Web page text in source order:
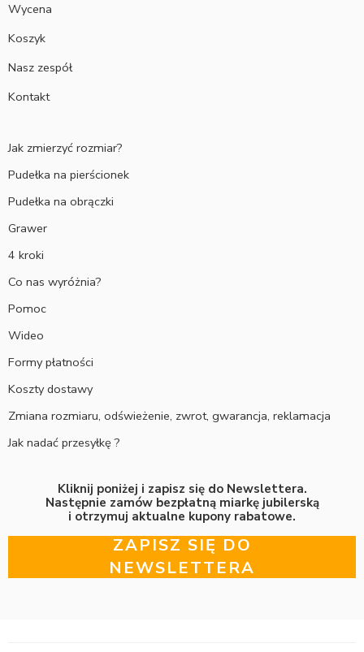
Wycena
Koszyk
Nasz zespół
Kontakt
Jak zmierzyć rozmiar?
Pudełka na pierścionek
Pudełka na obrączki
Grawer
4 kroki
Co nas wyróżnia?
Pomoc
Wideo
Formy płatności
Koszty dostawy
Zmiana rozmiaru, odświeżenie, zwrot, gwarancja, reklamacja
Jak nadać przesyłkę ?
Kliknij poniżej i zapisz się do Newslettera.
Następnie zamów bezpłatną miarkę jubilerską
i otrzymuj aktualne kupony rabatowe.
ZAPISZ SIĘ DO
NEWSLETTERA